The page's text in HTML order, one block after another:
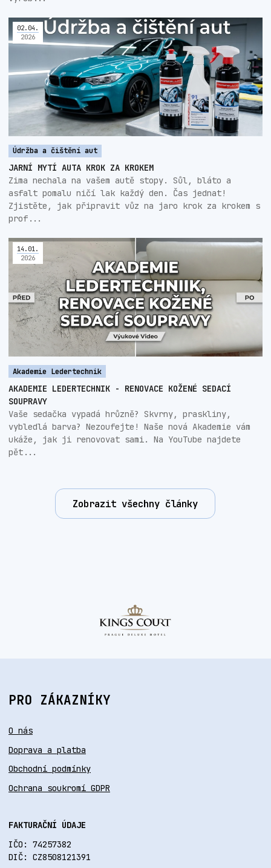
02. 04 .
2026
Údržba a čištění aut
JARNÍ MYTÍ AUTA KROK ZA KROKEM
Zima nechala na vašem autě stopy. Sůl, bláto a
asfalt pomalu ničí lak každý den. Čas jednat!
Zjistěte, jak připravit vůz na jaro krok za krokem s
prof...
14 . 01.
2026
Akademie Ledertechnik
AKADEMIE LEDERTECHNIK - RENOVACE KOŽENÉ SEDACÍ
SOUPRAVY
Vaše sedačka vypadá hrůzně? Skvrny, praskliny,
vybledlá barva? Nezoufejte! Naše nová Akademie vám
ukáže, jak ji renovovat sami. Na YouTube najdete
pět...
Zobrazit všechny články
PRO ZÁKAZNÍKY
O nás
Doprava a platba
Obchodní podmínky
Ochrana soukromí GDPR
FAKTURAČNÍ ÚDAJE
IČO: 74257382
DIČ: CZ8508121391